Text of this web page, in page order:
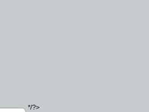
*/?>